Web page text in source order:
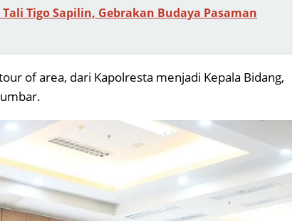
Tigo Sapilin, Gebrakan Budaya Pasaman
of area, dari Kapolresta menjadi Kepala Bidang,